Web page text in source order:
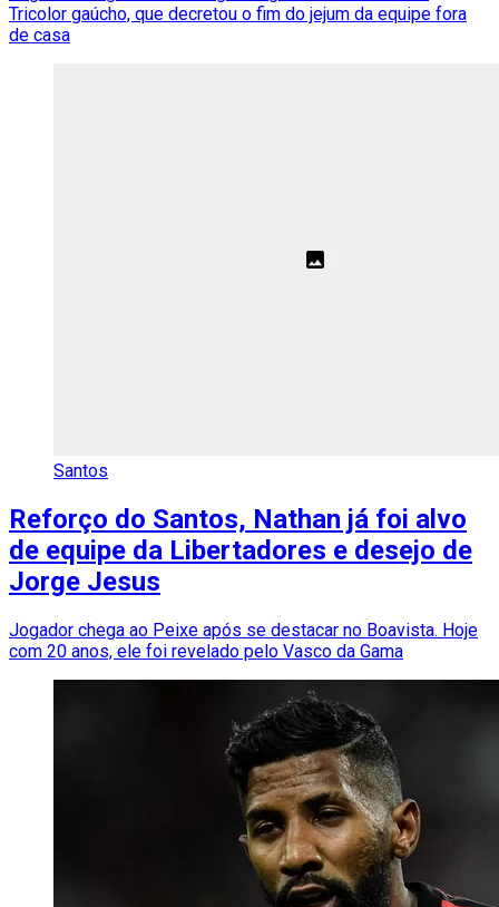
Tricolor gaúcho, que decretou o fim do jejum da equipe fora
de casa
Santos
Reforço do Santos, Nathan já foi alvo
de equipe da Libertadores e desejo de
Jorge Jesus
Jogador chega ao Peixe após se destacar no Boavista. Hoje
com 20 anos, ele foi revelado pelo Vasco da Gama